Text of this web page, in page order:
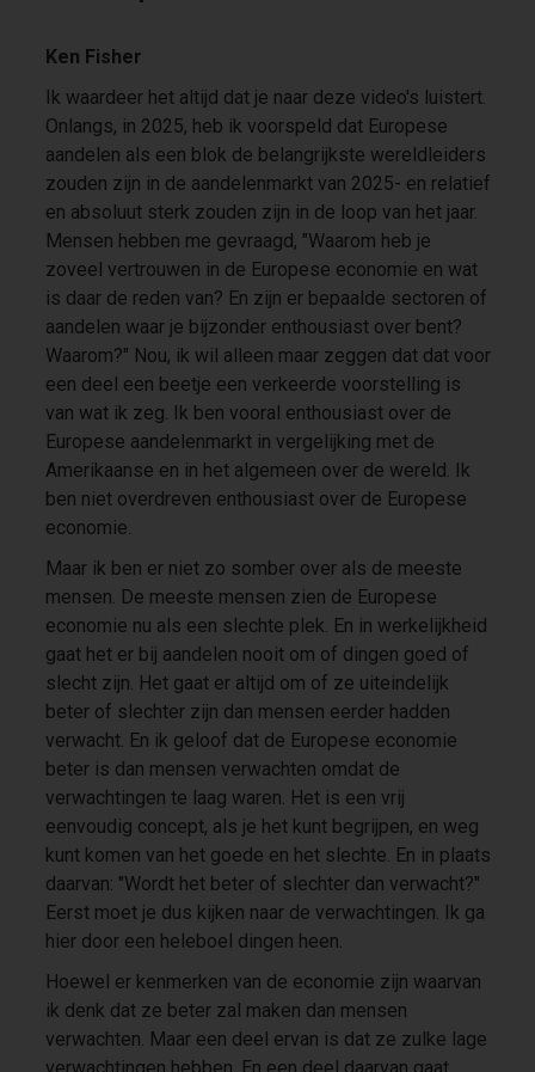
Ken Fisher
Ik waardeer het altijd dat je naar deze video's luistert.
Onlangs, in 2025, heb ik voorspeld dat Europese
aandelen als een blok de belangrijkste wereldleiders
zouden zijn in de aandelenmarkt van 2025- en relatief
en absoluut sterk zouden zijn in de loop van het jaar.
Mensen hebben me gevraagd, "Waarom heb je
zoveel vertrouwen in de Europese economie en wat
is daar de reden van? En zijn er bepaalde sectoren of
aandelen waar je bijzonder enthousiast over bent?
Waarom?" Nou, ik wil alleen maar zeggen dat dat voor
een deel een beetje een verkeerde voorstelling is
van wat ik zeg. Ik ben vooral enthousiast over de
Europese aandelenmarkt in vergelijking met de
Amerikaanse en in het algemeen over de wereld. Ik
ben niet overdreven enthousiast over de Europese
economie.
Maar ik ben er niet zo somber over als de meeste
mensen. De meeste mensen zien de Europese
economie nu als een slechte plek. En in werkelijkheid
gaat het er bij aandelen nooit om of dingen goed of
slecht zijn. Het gaat er altijd om of ze uiteindelijk
beter of slechter zijn dan mensen eerder hadden
verwacht. En ik geloof dat de Europese economie
beter is dan mensen verwachten omdat de
verwachtingen te laag waren. Het is een vrij
eenvoudig concept, als je het kunt begrijpen, en weg
kunt komen van het goede en het slechte. En in plaats
daarvan: "Wordt het beter of slechter dan verwacht?"
Eerst moet je dus kijken naar de verwachtingen. Ik ga
hier door een heleboel dingen heen.
Hoewel er kenmerken van de economie zijn waarvan
ik denk dat ze beter zal maken dan mensen
verwachten. Maar een deel ervan is dat ze zulke lage